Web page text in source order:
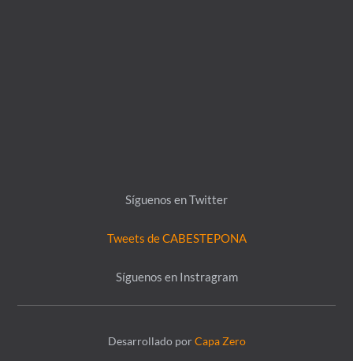
Síguenos en Twitter
Tweets de CABESTEPONA
Síguenos en Instragram
Desarrollado porCapa Zero